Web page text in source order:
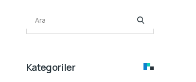
Kategoriler